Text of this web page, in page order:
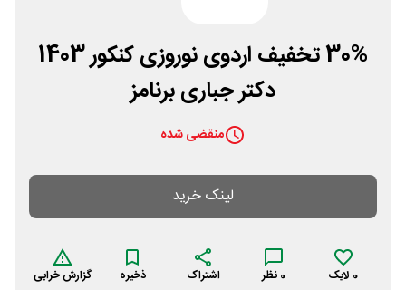
30% تخفیف اردوی نوروزی کنکور 1403
دکتر جباری برنامز
منقضی شده
لینک خرید
0 لایک 0 نظر اشتراک ذخیره گزارش خرابی